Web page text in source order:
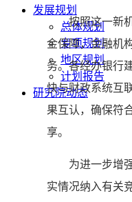
发展规划
总体规划
专项规划
地区规划
计划报告
研究院动态
按照这一新机
金保障，金融机
务。各经办银行
快与财政系统互
果互认，确保符
享。
为进一步增强
实情况纳入有关